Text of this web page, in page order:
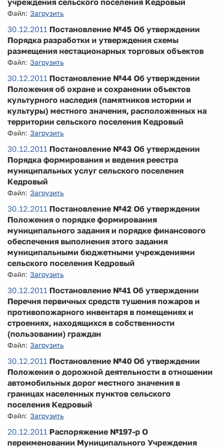
учреждения сельского поселения Кедровый
Файл: Загрузить
30.12.2011 Постановление №45 Об утверждении
Порядка разработки и утверждения схемы
размещения нестационарных торговых объектов
Файл: Загрузить
30.12.2011 Постановление №44 Об утверждении
Положения об охране и сохранении объектов
культурного наследия (памятников истории и
культуры) местного значения, расположенных на
территории сельского поселения Кедровый
Файл: Загрузить
30.12.2011 Постановление №43 Об утверждении
Порядка формирования и ведения реестра
муниципальных услуг сельского поселения
Кедровый
Файл: Загрузить
30.12.2011 Постановление №42 Об утверждении
Положения о порядке формирования
муниципального задания и порядке финансового
обеспечения выполнения этого задания
муниципальными бюджетными учреждениями
сельского поселения Кедровый
Файл: Загрузить
30.12.2011 Постановление №41 Об утверждении
Перечня первичных средств тушения пожаров и
противопожарного инвентаря в помещениях и
строениях, находящихся в собственности
(пользовании) граждан
Файл: Загрузить
30.12.2011 Постановление №40 Об утверждении
Положения о дорожной деятельности в отношении
автомобильных дорог местного значения в
границах населенных пунктов сельского
поселения Кедровый
Файл: Загрузить
20.12.2011 Распоряжение №197-р О
переименовании Муниципального Учреждения